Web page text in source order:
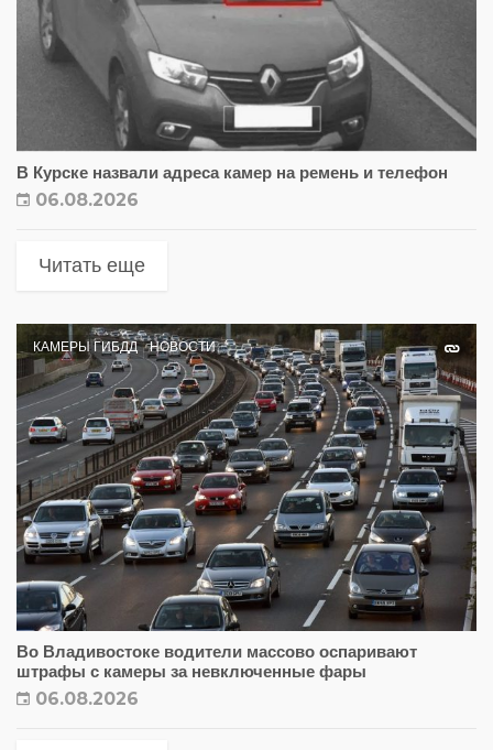
В Курске назвали адреса камер на ремень и телефон
06.08.2026
Читать еще
КАМЕРЫ ГИБДД НОВОСТИ
Во Владивостоке водители массово оспаривают
штрафы с камеры за невключенные фары
06.08.2026